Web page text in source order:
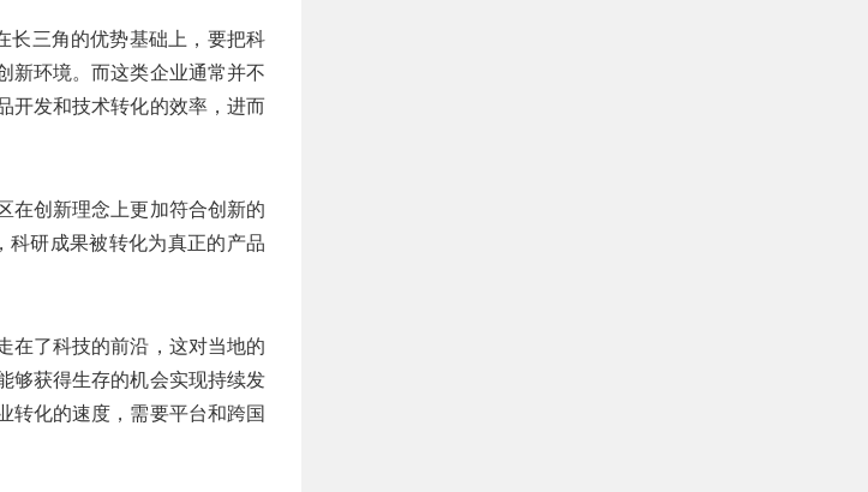
长三角的优势基础上，要把科
新环境。而这类企业通常并不
开发和技术转化的效率，进而
在创新理念上更加符合创新的
科研成果被转化为真正的产品
在了科技的前沿，这对当地的
够获得生存的机会实现持续发
转化的速度，需要平台和跨国